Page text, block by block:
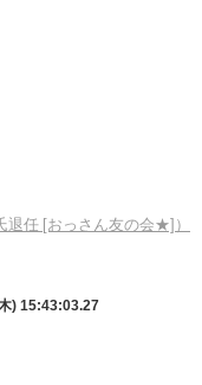
退任 [おっさん友の会★]）
) 15:43:03.27